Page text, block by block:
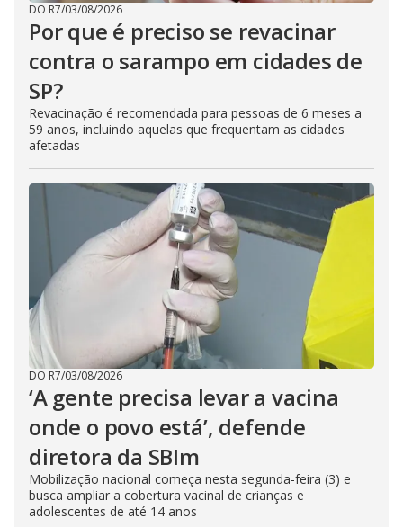
DO R7/03/08/2026
Por que é preciso se revacinar
contra o sarampo em cidades de
SP?
Revacinação é recomendada para pessoas de 6 meses a
59 anos, incluindo aquelas que frequentam as cidades
afetadas
DO R7/03/08/2026
‘A gente precisa levar a vacina
onde o povo está’, defende
diretora da SBIm
Mobilização nacional começa nesta segunda-feira (3) e
busca ampliar a cobertura vacinal de crianças e
adolescentes de até 14 anos